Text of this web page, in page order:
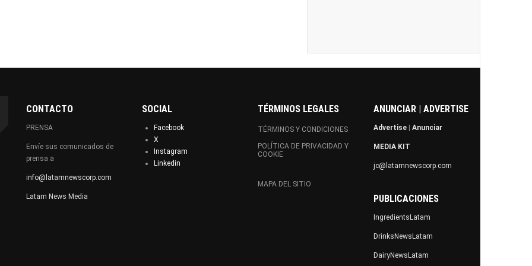
CONTACTO
PRENSA
Envíe sus comunicados de
prensa a
info@latamnewscorp.com
Latam News Media
SOCIAL
Facebook
X
Instagram
Linkedin
TÉRMINOS LEGALES
TÉRMINOS Y CONDICIONES
POLÍTICA DE PRIVACIDAD Y
COOKIE
MAPA DEL SITIO
ANUNCIAR | ADVERTISE
Advertise Anunciar
MEDIA KIT
jc@latamnewscorp.com
PUBLICACIONES
IngredientsLatam
DrinksNewsLatam
DairyNewsLatam